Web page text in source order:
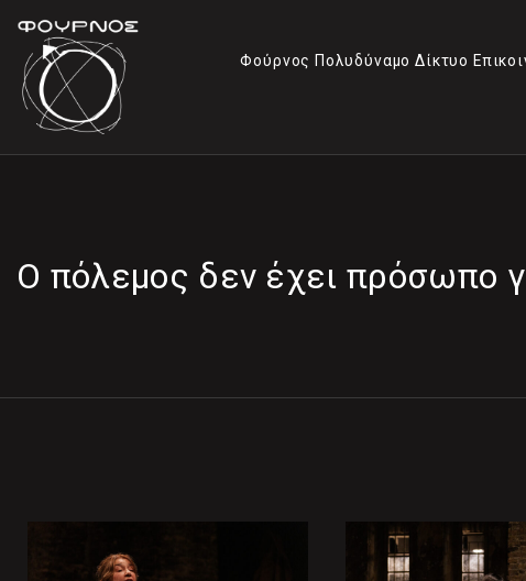
Φούρνος Πολυδύναμο Δίκτυο
Ο πόλεμος δεν έχει πρόσωπο